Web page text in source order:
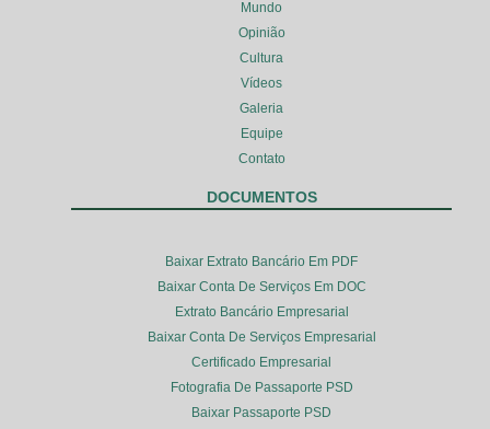
Mundo
Opinião
Cultura
Vídeos
Galeria
Equipe
Contato
DOCUMENTOS
Baixar Extrato Bancário Em PDF
Baixar Conta De Serviços Em DOC
Extrato Bancário Empresarial
Baixar Conta De Serviços Empresarial
Certificado Empresarial
Fotografia De Passaporte PSD
Baixar Passaporte PSD